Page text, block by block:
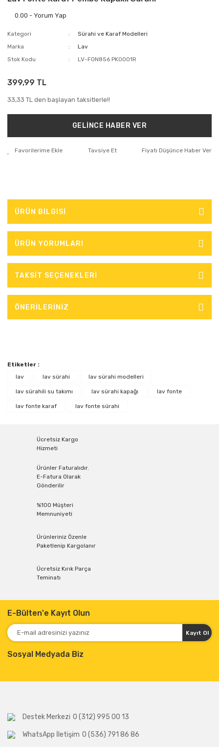
0.00 - Yorum Yap
Kategori
Sürahi ve Karaf Modelleri
Marka
Lav
Stok Kodu
LV-FON856 PK0001R
399,99 TL
33,33 TL den başlayan taksitlerle!!
GELİNCE HABER VER
Tavsiye Et Fiyatı Düşünce Haber Ver
ÜRÜN BİLGİSİ
ÜRÜN YORUMLARI
TAKSİT SEÇENEKLERİ
ÖNERİLERİNİZ
Etiketler :
lav
lav sürahi lav sürahi modelleri
lav sürahili su takımı lav sürahi kapağı lav fonte
lav fonte karaf lav fonte sürahi
Ücretsiz Kargo
Hizmeti
Ürünler Faturalıdır.
E-Fatura Olarak
Gönderilir
%100 Müşteri
Memnuniyeti
Ürünleriniz Özenle
Paketlenip Kargolanır
Ücretsiz Kırık Parça
Teminatı
E-Bülten'e Kayıt Olun
Kayıt Ol
Sosyal Medyada Biz
Destek Merkezi 0 (312) 995 00 13
WhatsApp İletişim 0 (536) 791 86 86